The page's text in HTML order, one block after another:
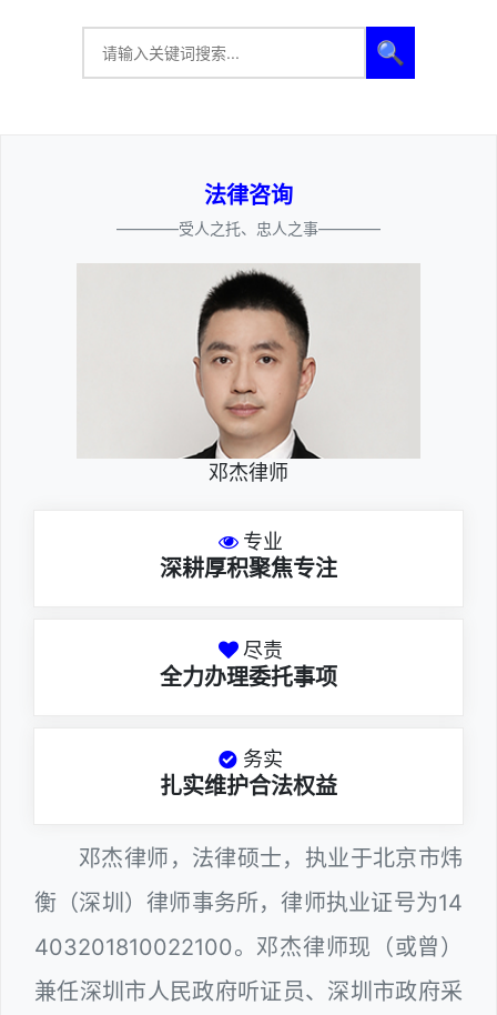
🔍
法律咨询
————受人之托、忠人之事————
邓杰律师
专业
深耕厚积聚焦专注
尽责
全力办理委托事项
务实
扎实维护合法权益
邓杰律师，法律硕士，执业于北京市炜
衡（深圳）律师事务所，律师执业证号为14
403201810022100。邓杰律师现（或曾）
兼任深圳市人民政府听证员、深圳市政府采